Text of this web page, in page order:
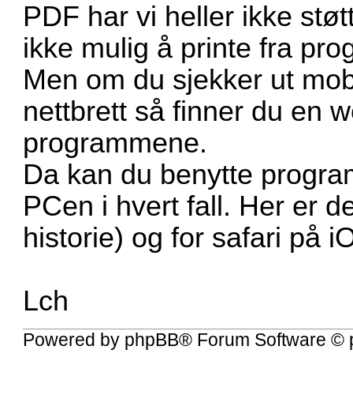
PDF har vi heller ikke
ikke mulig å printe fra
Men om du sjekker ut
nettbrett så finner du en
programmene.
Da kan du benytte
PCen i hvert fall. Her er
historie) og for safari på
Lch
Powered by phpBB® Forum Software ©